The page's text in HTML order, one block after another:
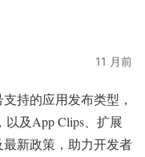
11 月前
持的应用发布类型，
以及App Clips、扩展
新政策，助力开发者